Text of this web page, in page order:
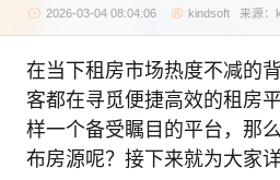
2026-03-04 08:04:06 kindsoft来源：
在当下租房市场热度不减的
客都在寻觅便捷高效的租房
样一个备受瞩目的平台，那
布房源呢？接下来就为大家详